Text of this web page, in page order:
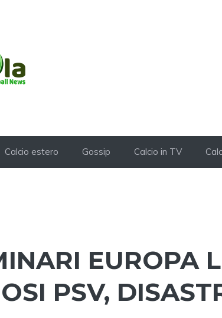
Calcio estero Gossip Calcio in TV
EUROPA
PSV,